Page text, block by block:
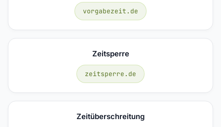
vorgabezeit.de
Zeitsperre
zeitsperre.de
Zeitüberschreitung